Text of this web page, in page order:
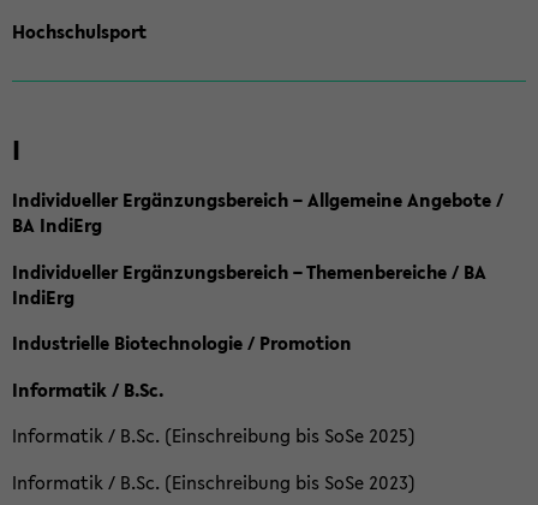
Hochschulsport
I
Individueller Ergänzungsbereich – Allgemeine Angebote /
BA IndiErg
Individueller Ergänzungsbereich – Themenbereiche / BA
IndiErg
Industrielle Biotechnologie / Promotion
Informatik / B.Sc.
Informatik / B.Sc. (Einschreibung bis SoSe 2025)
Informatik / B.Sc. (Einschreibung bis SoSe 2023)